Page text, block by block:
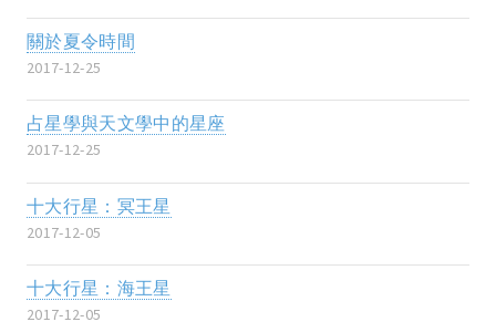
關於夏令時間
2017-12-25
占星學與天文學中的星座
2017-12-25
十大行星：冥王星
2017-12-05
十大行星：海王星
2017-12-05